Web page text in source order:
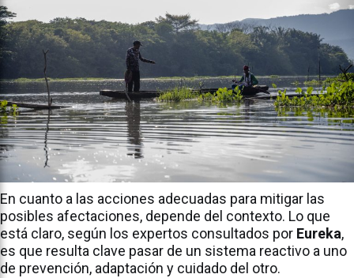
En cuanto a las acciones adecuadas para mitigar las
posibles afectaciones, depende del contexto. Lo que
está claro, según los expertos consultados por Eureka,
es que resulta clave pasar de un sistema reactivo a uno
de prevención, adaptación y cuidado del otro.